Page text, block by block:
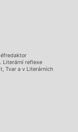
Literární reflexe
Tvar a v Literárních